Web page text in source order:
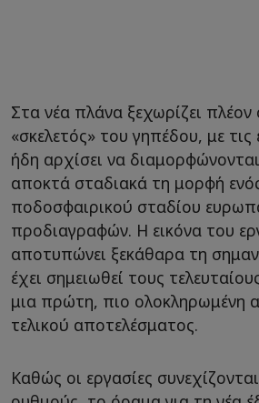
Στα νέα πλάνα ξεχωρίζει πλέον
«σκελετός» του γηπέδου, με τις
ήδη αρχίσει να
αποκτά σταδιακά τη μορφή
ποδοσφαιρικού σταδίου
προδιαγραφών. Η εικόνα του
αποτυπώνει ξεκάθαρα τη
έχει σημειωθεί τους
μια πρώτη, πιο ολοκληρωμένη
τελικού αποτελέσματος.
Καθώς οι εργασίες